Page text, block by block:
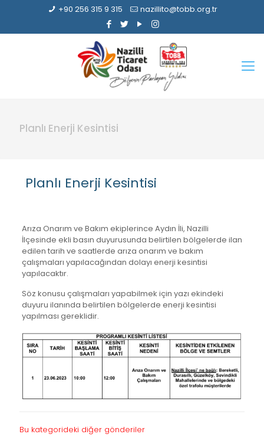
+90 256 315 9 315 nazillito@tobb.org.tr
Planlı Enerji Kesintisi
Planlı Enerji Kesintisi
Arıza Onarım ve Bakım ekiplerince Aydın İli, Nazilli
İlçesinde ekli basın duyurusunda belirtilen bölgelerde ilan
edilen tarih ve saatlerde arıza onarım ve bakım
çalışmaları yapılacağından dolayı enerji kesintisi
yapılacaktır.
Söz konusu çalışmaları yapabilmek için yazı ekindeki
duyuru ilanında belirtilen bölgelerde enerji kesintisi
yapılması gereklidir.
Bu kategorideki diğer gönderiler